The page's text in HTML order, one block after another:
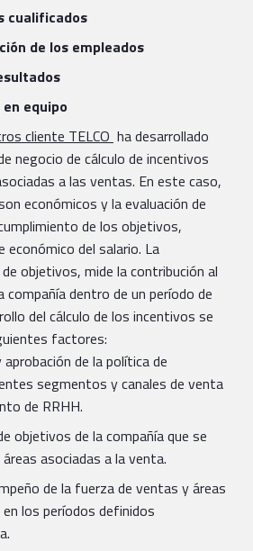
cualificados
de los empleados
equipo
cliente TELCO ha desarrollado
negocio de cálculo de incentivos
a las ventas. En este caso,
económicos y la evaluación de
de los objetivos,
del salario. La
objetivos, mide la contribución al
dentro de un período de
del cálculo de los incentivos se
factores:
de la política de
segmentos y canales de venta
de RRHH.
objetivos de la compañía que se
asociadas a la venta.
de la fuerza de ventas y áreas
los períodos definidos